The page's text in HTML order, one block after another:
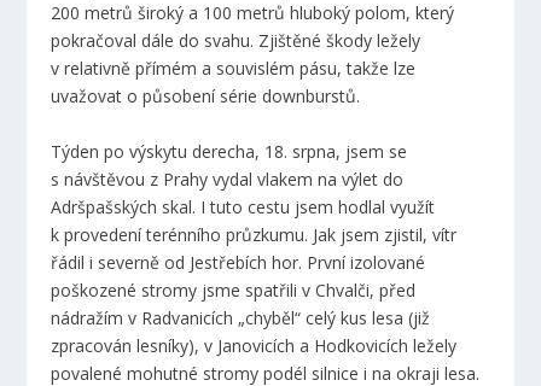
200 metrů široký a 100 metrů hluboký polom, který
pokračoval dále do svahu. Zjištěné škody ležely
v relativně přímém a souvislém pásu, takže lze
uvažovat o působení série downburstů.
Týden po výskytu derecha, 18. srpna, jsem se
s návštěvou z Prahy vydal vlakem na výlet do
Adršpašských skal. I tuto cestu jsem hodlal využít
k provedení terénního průzkumu. Jak jsem zjistil, vítr
řádil i severně od Jestřebích hor. První izolované
poškozené stromy jsme spatřili v Chvalči, před
nádražím v Radvanicích „chyběl“ celý kus lesa (již
zpracován lesníky), v Janovicích a Hodkovicích ležely
povalené mohutné stromy podél silnice i na okraji lesa.